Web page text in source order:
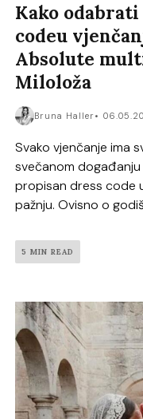
Kako
codeu
Absolute
Miloloža
Bruna Haller
Svako vjenčanje ima
svečanom
propisan dress code
pažnju. Ovisno o
5 MIN READ